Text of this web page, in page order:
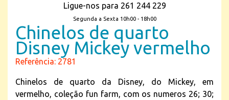
Ligue-nos para 261 244 229
Segunda a Sexta 10h00 - 18h00
Chinelos de quarto
Disney Mickey vermelho
Referência: 2781
Chinelos de quarto da Disney, do Mickey, em
vermelho, coleção fun farm, com os numeros 26; 30;